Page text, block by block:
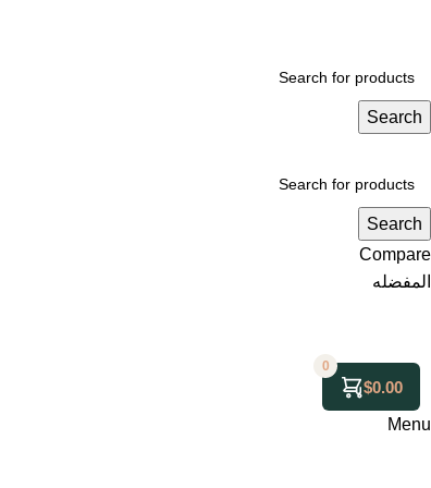
Search
Search
Compare
المفضله
0
$0.00
Menu